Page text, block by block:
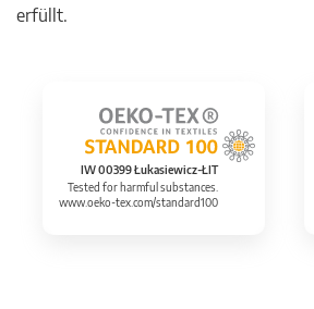
erfüllt.
IW 00399 Łukasiewicz-ŁIT
Tested for harmful substances.
www.oeko-tex.com/standard100